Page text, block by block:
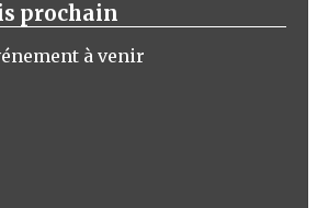
prochain
à venir